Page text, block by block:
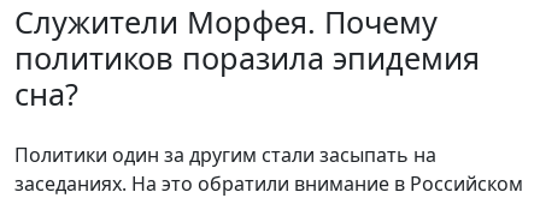
Служители Морфея. Почему
политиков поразила эпидемия
сна?
Политики один за другим стали засыпать на
заседаниях. На это обратили внимание в Российском